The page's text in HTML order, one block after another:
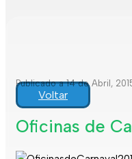
Publicado a 14 de Abril,
Voltar
Oficinas de